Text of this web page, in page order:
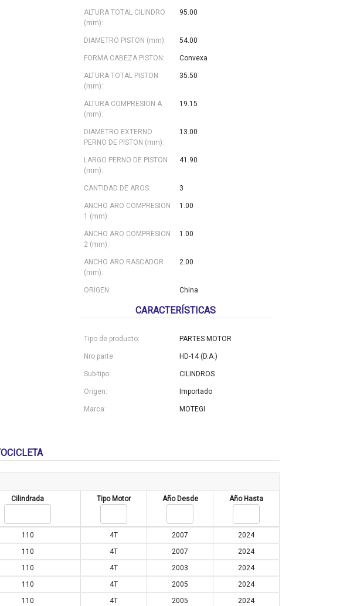
ALTURA TOTAL CILINDRO
(mm):
95.00
DIAMETRO PISTON (mm): 54.00
FORMA CABEZA PISTON: Convexa
ALTURA TOTAL PISTON
(mm):
35.50
ALTURA COMPRESION A
(mm):
19.15
DIAMETRO EXTERNO
PERNO DE PISTON (mm):
13.00
LARGO PERNO DE PISTON
(mm):
41.90
CANTIDAD DE AROS: 3
ANCHO ARO COMPRESION
1 (mm):
1.00
ANCHO ARO COMPRESION
2 (mm):
1.00
ANCHO ARO RASCADOR
(mm):
2.00
ORIGEN: China
CARACTERÍSTICAS
Tipo de producto: PARTES MOTOR
Nro parte: HD-14 (D.A.)
Sub-tipo: CILINDROS
Origen: Importado
Marca: MOTEGI
Cilindrada Tipo Motor Año Desde Año Hasta
110 4T 2007
2024
110 4T 2007
2024
110 4T 2003
2024
110 4T 2005
2024
110 4T 2005
2024